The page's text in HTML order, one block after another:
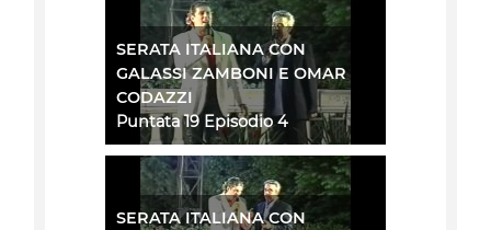
SERATA ITALIANA CON
GALASSI ZAMBONI E OMAR
CODAZZI
Puntata 19 Episodio 4
SERATA ITALIANA CON